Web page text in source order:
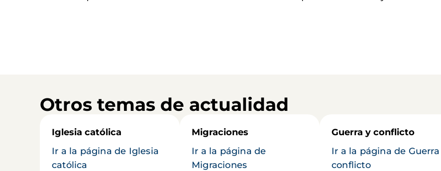
Otros temas de actualidad
Iglesia católica
Ir a la página de Iglesia
católica
Migraciones
Ir a la página de
Migraciones
Guerra y conflicto
Ir a la página de Guerra
conflicto